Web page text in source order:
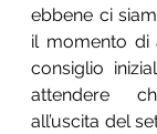
ebbene ci
il momento di
consiglio
attendere
all’uscita del